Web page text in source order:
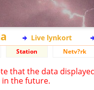
Live lynkort
Station Netv?rk
that the data
in the future.